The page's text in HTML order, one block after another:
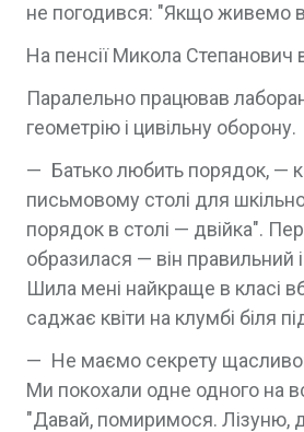
не погодився: "Якщо живемо в
На пенсії Микола Степанович
Паралельно працював
геометрію і цивільну оборону.
— Батько любить порядок, —
письмовому столі для
порядок в столі — двійка".
образилася — він
Шила мені найкраще в класі
саджає квіти на клумбі біля
— Не маємо секрету
Ми покохали одне одного на
"Давай, помиримося. Лізуню,